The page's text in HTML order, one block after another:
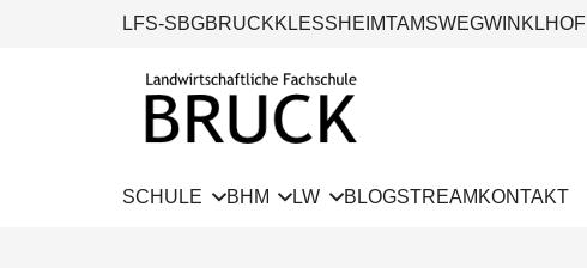
LFS-SBGBRUCKKLESSHEIMTAMSWEGWINKLHOF
SCHULE BHM LW BLOGSTREAM KONTAKT